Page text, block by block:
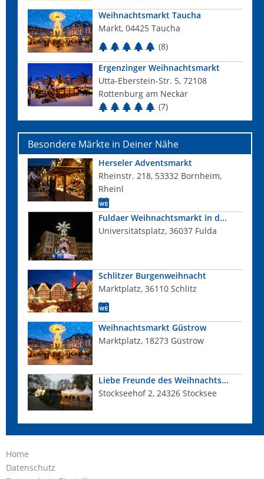
Weihnachtsmarkt Taucha
Markt, 04425 Taucha
(8)
Ergenzinger Weihnachtsmarkt
Utta-Eberstein-Str. 5, 72108
Rottenburg am Neckar
(7)
Besondere Märkte in Deiner Nähe
Herseler Adventsmarkt
Rheinstr. 218, 53332 Bornheim,
Rheinl
Fuldaer Weihnachtsmarkt in d...
Universitätsplatz, 36037 Fulda
Schlitzer Burgenweihnacht
Marktplatz, 36110 Schlitz
Weihnachtsmarkt Güstrow
Marktplatz, 18273 Güstrow
Liebe Freunde des Weihnachts...
Stockseehof 2, 24326 Stocksee
Home
Datenschutz